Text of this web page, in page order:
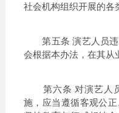
社会机构组织开展的各
第五条 演艺人员违
会根据本办法，在其从
第六条 对演艺人员
施，应当遵循客观公